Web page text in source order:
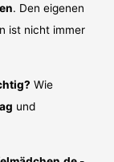
. Den eigenen
ist nicht immer
Wie
und